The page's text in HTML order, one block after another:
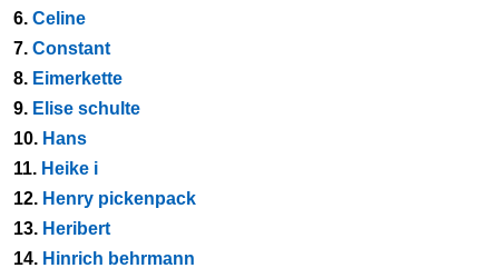
6. Celine
7. Constant
8. Eimerkette
9. Elise schulte
10. Hans
11. Heike i
12. Henry pickenpack
13. Heribert
14. Hinrich behrmann